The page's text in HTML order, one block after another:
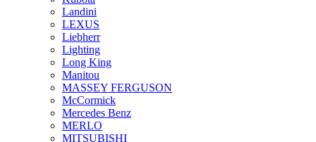
Landini
LEXUS
Liebherr
Lighting
Long King
Manitou
MASSEY FERGUSON
McCormick
Mercedes Benz
MERLO
MITSUBISHI